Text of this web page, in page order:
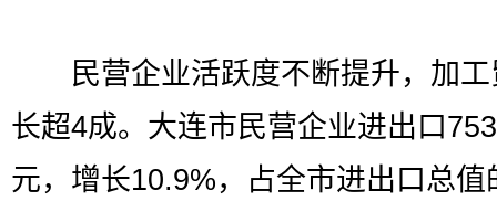
民营企业活跃度不断提升，加工
长超4成。大连市民营企业进出口
元，增长10.9%，占全市进出口总值